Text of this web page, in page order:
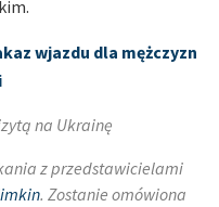
wjazdu dla mężczyzn
na Ukrainę
z przedstawicielami
. Zostanie omówiona